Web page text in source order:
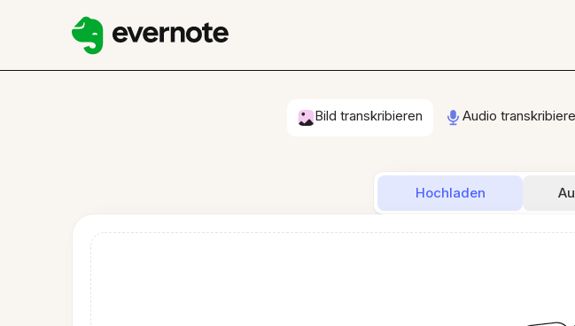
Bild transkribieren Audio
Hochladen